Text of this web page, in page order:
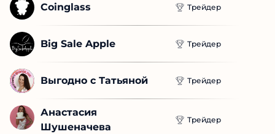
Coinglass Трейдер
Big Sale Apple Трейдер
Выгодно с Татьяной Трейдер
Анастасия
Шушеначева
Трейдер